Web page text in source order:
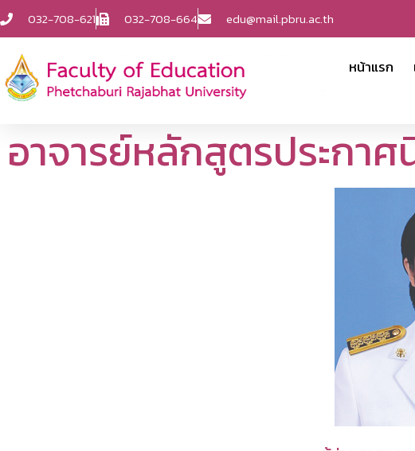
032-708-621 032-708-664 edu@mail.pbru.ac.th
หน้าแรก
อาจารย์หลักสูตรประกา